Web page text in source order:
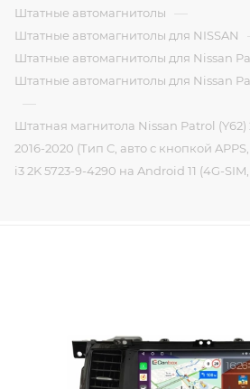
Штатные автомагнитолы —
Штатные автомагнитолы для NISSAN
Штатные автомагнитолы для Nissan
Штатные автомагнитолы для Nissan
—
Штатная магнитола Nissan Patrol
2016-2020 (Тип C, авто с кнопкой
i3 2K 5723-9-4290 на Android 11 (4G-